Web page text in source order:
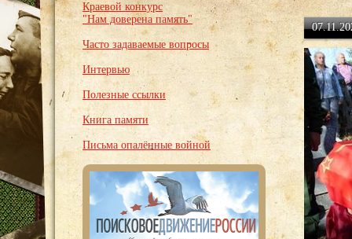
Краевой конкурс
"Нам доверена память"
Часто задаваемые вопросы
Интервью
Полезные ссылки
Книга памяти
Письма опалённые войной